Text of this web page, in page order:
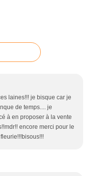
laines!!! je bisque car je
de temps.... je
à en proposer à la vente
encore merci pour le